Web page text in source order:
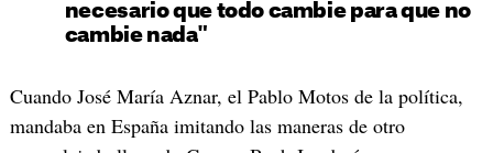
necesario que todo cambie para que no
cambie nada"
Cuando José María Aznar, el Pablo Motos de la política,
mandaba en España imitando las maneras de otro